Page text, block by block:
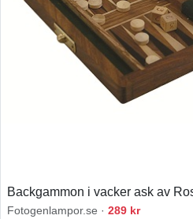
Backgammon i vacker ask av
Fotogenlampor.se · 289 kr